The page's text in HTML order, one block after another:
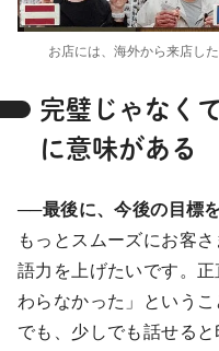
お店には、海外から来店し
完璧じゃなく
に意味がある
──最後に、今後の目標
もっとスムーズにお客
語力を上げたいです。
わらなかった」というこ
でも、少しでも話せる